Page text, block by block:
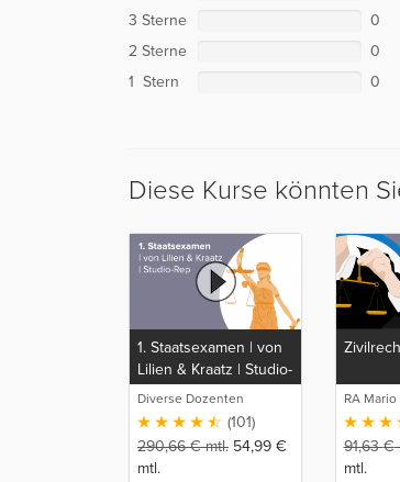
3 Sterne
0
2 Sterne
0
1 Stern
0
Diese Kurse könnten
1. Staatsexamen | von
Lilien & Kraatz | Studio-
Rep
Diverse Dozenten
(101)
290,66€mtl. 54,99 €
mtl.
RA Mario
91,63€
mtl.